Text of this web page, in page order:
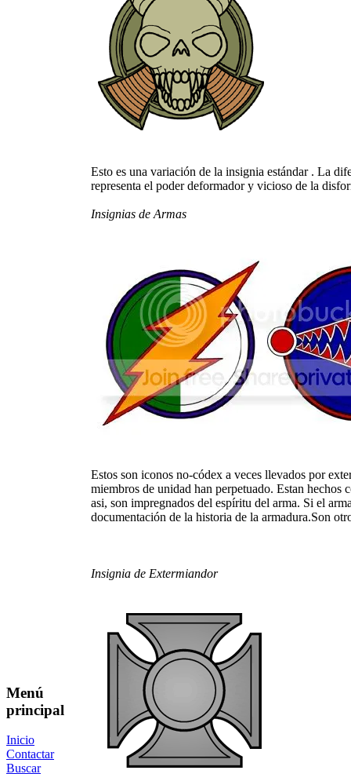
Menú
principal
Inicio
Contactar
Buscar
Esto es una variación de la insignia estándar . La
representa el poder deformador y vicioso de la
Insignias de Armas
Estos son iconos no-códex a veces llevados por
miembros de unidad han perpetuado. Estan hechos
asi, son impregnados del espíritu del arma. Si el
documentación de la historia de la armadura.Son
Insignia de Extermiandor